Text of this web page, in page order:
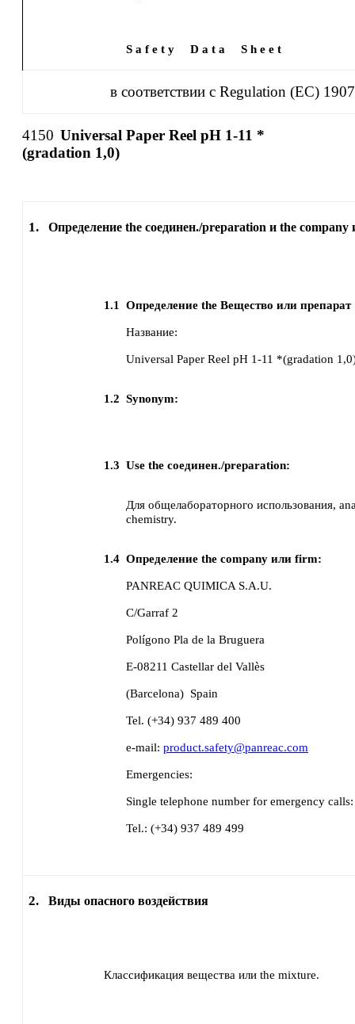
S a f e t y D a t a S h e e t
в соответствии с Regulation (EC)
4150 Universal Paper Reel pH 1-11 *
(gradation 1,0)
1. Определение the соединен./preparation и the
1.1 Определение the Вещество или препарат
Название:
Universal Paper Reel pH 1-11 *(gradation
1.2 Synonym:
1.3 Use the соединен./preparation:
Для общелабораторного использования,
chemistry.
1.4 Определение the company или firm:
PANREAC QUIMICA S.A.U.
C/Garraf 2
Polígono Pla de la Bruguera
E-08211 Castellar del Vallès
(Barcelona) Spain
Tel. (+34) 937 489 400
e-mail:product.safety@panreac.com
Emergencies:
Single telephone number for emergency
Tel.: (+34) 937 489 499
2. Виды опасного воздействия
Классификация вещества или the mixture.